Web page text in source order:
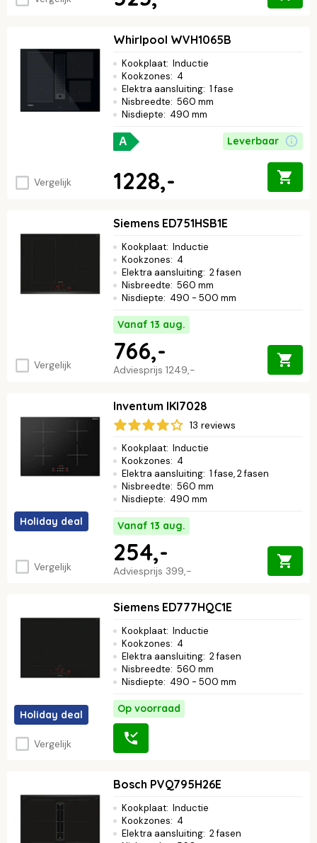
Vergelijk
Whirlpool WVH1065B
Kookplaat: Inductie
Kookzones: 4
Elektra aansluiting: 1 fase
Nisbreedte: 560 mm
Nisdiepte: 490 mm
A Leverbaar
1228,-
Vergelijk
Siemens ED751HSB1E
Kookplaat: Inductie
Kookzones: 4
Elektra aansluiting: 2 fasen
Nisbreedte: 560 mm
Nisdiepte: 490 - 500 mm
Vanaf 13 aug.
Adviesprijs 1249,-
766,-
Holiday deal
Vergelijk
Inventum IKI7028
13 reviews
Kookplaat: Inductie
Kookzones: 4
Elektra aansluiting: 1 fase, 2 fasen
Nisbreedte: 560 mm
Nisdiepte: 490 mm
Vanaf 13 aug.
Adviesprijs 399,-
254,-
Holiday deal
Vergelijk
Siemens ED777HQC1E
Kookplaat: Inductie
Kookzones: 4
Elektra aansluiting: 2 fasen
Nisbreedte: 560 mm
Nisdiepte: 490 - 500 mm
Op voorraad
Bosch PVQ795H26E
Kookplaat: Inductie
Kookzones: 4
Elektra aansluiting: 2 fasen